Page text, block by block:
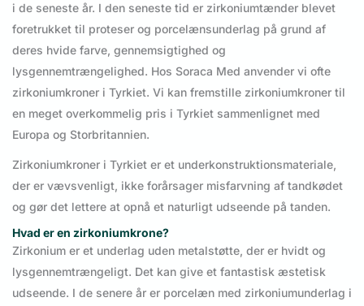
i de seneste år. I den seneste tid er zirkoniumtænder blevet
foretrukket til proteser og porcelænsunderlag på grund af
deres hvide farve, gennemsigtighed og
lysgennemtrængelighed. Hos Soraca Med anvender vi ofte
zirkoniumkroner i Tyrkiet. Vi kan fremstille zirkoniumkroner til
en meget overkommelig pris i Tyrkiet sammenlignet med
Europa og Storbritannien.
Zirkoniumkroner i Tyrkiet er et underkonstruktionsmateriale,
der er vævsvenligt, ikke forårsager misfarvning af tandkødet
og gør det lettere at opnå et naturligt udseende på tanden.
Hvad er en zirkoniumkrone?
Zirkonium er et underlag uden metalstøtte, der er hvidt og
lysgennemtrængeligt. Det kan give et fantastisk æstetisk
udseende. I de senere år er porcelæn med zirkoniumunderlag i